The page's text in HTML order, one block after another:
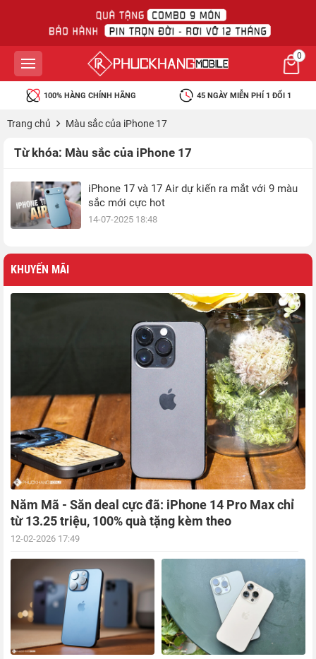
0
100% HÀNG CHÍNH HÃNG 45 NGÀY MIỄN PHÍ 1 ĐỔI 1
Trang chủ Màu sắc của iPhone 17
Từ khóa: Màu sắc của iPhone 17
iPhone 17 và 17 Air dự kiến ra mắt với 9 màu
sắc mới cực hot
14-07-2025 18:48
KHUYẾN MÃI
Năm Mã - Săn deal cực đã: iPhone 14 Pro Max chỉ
từ 13.25 triệu, 100% quà tặng kèm theo
12-02-2026 17:49